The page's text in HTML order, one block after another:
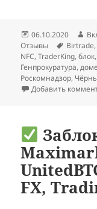
Опубликовано
06.10.2020
Отзывы
Метки
Birtrade,
NFC,TraderKing,блок,
Генпрокуратура,
Роскомнадзор,
Добавить
FX,